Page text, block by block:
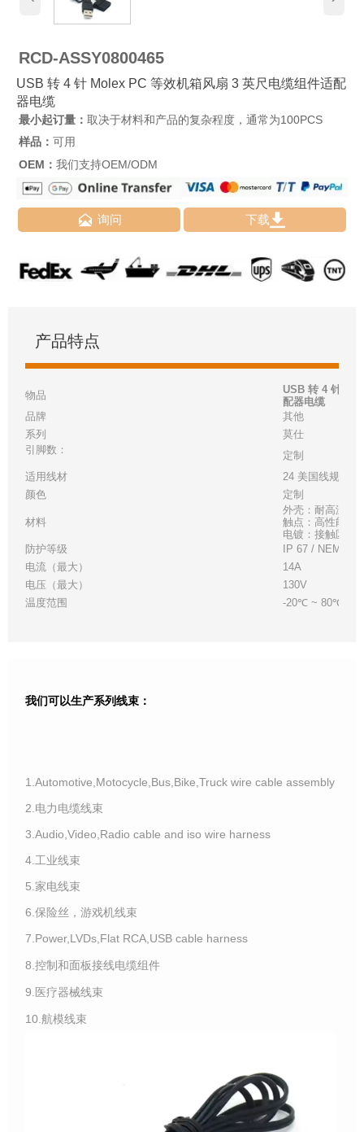
RCD-ASSY0800465
USB 转 4 针 Molex PC 等效机箱风扇 3 英尺电缆组件适配
器电缆
最小起订量： 取决于材料和产品的复杂程度，通常为100PCS
样品： 可用
OEM： 我们支持OEM/ODM
 询问 下载
产品特点
物品
USB 转 4 针
配器电缆
品牌
其他
系列
莫仕
引脚数：
定制
适用线材
24 美国线规
颜色
定制
材料
外壳：耐高温白
触点：高性能铜
电镀：接触区 -
防护等级
IP 67 / NEMA 6P
电流（最大）
14A
电压（最大）
130V
温度范围
-20℃ ~ 80℃
我们可以生产系列线束：
1.Automotive,Motocycle,Bus,Bike,Truck wire cable assembly
2.电力电缆线束
3.Audio,Video,Radio cable and iso wire harness
4.工业线束
5.家电线束
6.保险丝，游戏机线束
7.Power,LVDs,Flat RCA,USB cable harness
8.控制和面板接线电缆组件
9.医疗器械线束
10.航模线束